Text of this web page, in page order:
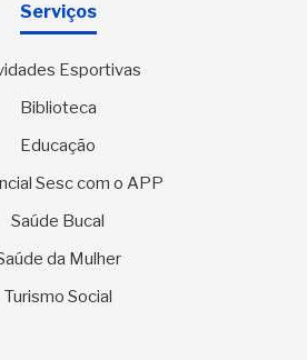
Serviços
Esportivas
Biblioteca
Educação
Sesc com o APP
Saúde Bucal
da Mulher
Turismo Social